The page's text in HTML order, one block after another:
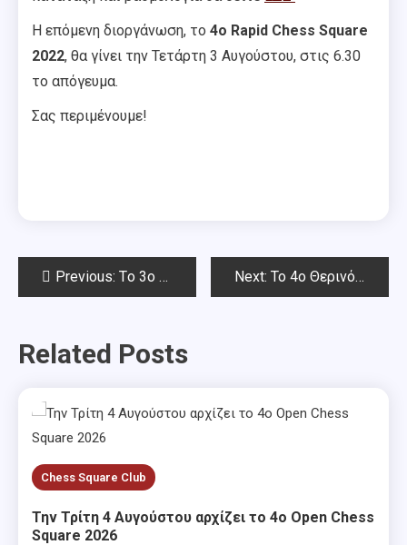
Η επόμενη διοργάνωση, το 4ο Rapid Chess Square
2022, θα γίνει την Τετάρτη 3 Αυγούστου, στις 6.30
το απόγευμα.
Σας περιμένουμε!
PostPrevious: Tο 3ο Θερινό Rapid Chess Square 2022-Αποτελέσματα Next: Το 4ο Θερινό Rapid Chess Square 2022 – Αποτελέσματα
Related Posts
Chess Square Club
Την Τρίτη 4 Αυγούστου αρχίζει το 4ο Open Chess
Square 2026